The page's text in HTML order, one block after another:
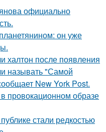
официально
он уже
халтон после появления
называть "Самой
New York Post.
провокационном образе
стали редкостью